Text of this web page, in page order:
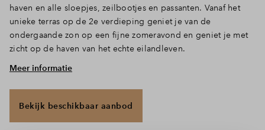
haven en alle sloepjes, zeilbootjes en passanten. Vanaf het
unieke terras op de 2e verdieping geniet je van de
ondergaande zon op een fijne zomeravond en geniet je met
zicht op de haven van het echte eilandleven.
Een heerlijk huis
magie van dit Havenhuis. De open keuken in rechte opstelling
ligt aan de voorzijde. Hier drink je je ochtendkoffie terwijl je
Meer informatie
Bekijk beschikbaar aanbod